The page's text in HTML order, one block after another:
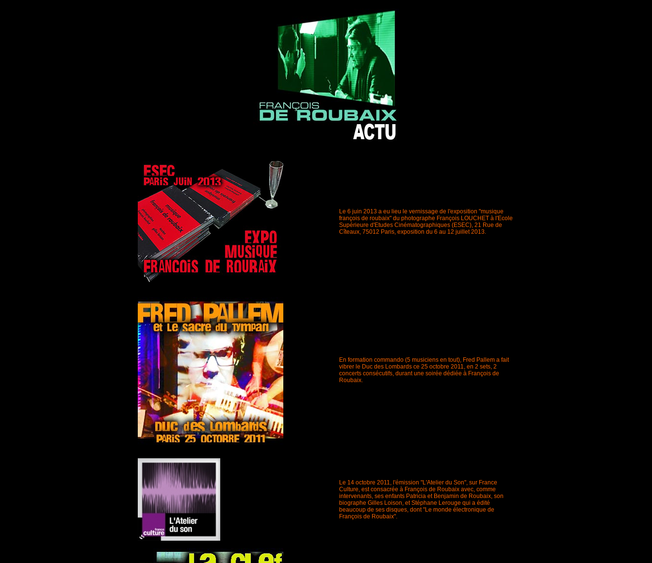
Le 6 juin 2013 a eu lieu le vernissage de l'exposition "musique
françois de roubaix" du photographe François LOUCHET à l'Ecole
Supérieure d'Etudes Cinématographiques (ESEC), 21 Rue de
Cîteaux, 75012 Paris, exposition du 6 au 12 juillet 2013.
En formation commando (5 musiciens en tout), Fred Pallem a fait
vibrer le Duc des Lombards ce 25 octobre 2011, en 2 sets, 2
concerts consécutifs, durant une soirée dédiée à François de
Roubaix.
Le 14 octobre 2011, l'émission "L'Atelier du Son", sur France
Culture, est consacrée à François de Roubaix avec, comme
intervenants, ses enfants Patricia et Benjamin de Roubaix, son
biographe Gilles Loison, et Stéphane Lerouge qui a édité
beaucoup de ses disques, dont "Le monde électronique de
François de Roubaix".